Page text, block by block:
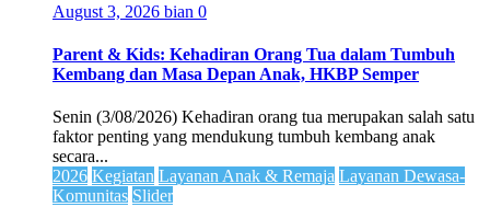
August 3, 2026 bian 0
Parent & Kids: Kehadiran Orang Tua dalam Tumbuh
Kembang dan Masa Depan Anak, HKBP Semper
Senin (3/08/2026) Kehadiran orang tua merupakan salah satu
faktor penting yang mendukung tumbuh kembang anak
secara...
2026 Kegiatan Layanan Anak & Remaja Layanan Dewasa-
Komunitas Slider